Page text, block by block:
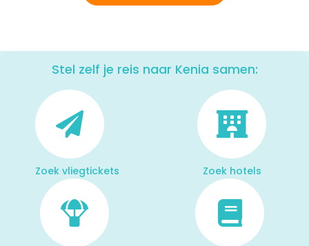
Stel zelf je reis naar Kenia samen:
Zoek vliegtickets Zoek hotels